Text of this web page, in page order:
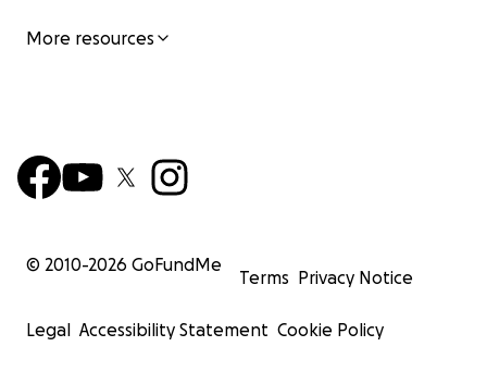
More resources
© 2010-2026 GoFundMe
Terms Privacy Notice
Legal Accessibility Statement Cookie Policy